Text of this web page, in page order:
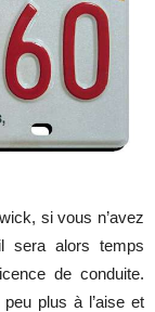
si vous n’avez
sera alors temps
de conduite.
plus à l’aise et